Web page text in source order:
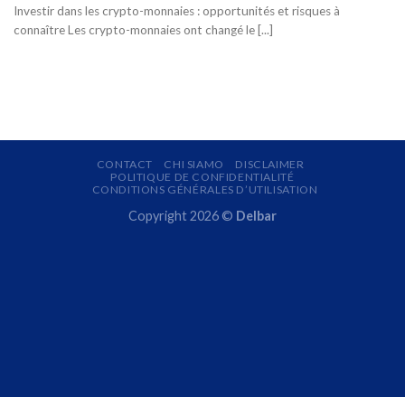
Investir dans les crypto-monnaies : opportunités et risques à
connaître Les crypto-monnaies ont changé le [...]
CONTACT CHI SIAMO
DISCLAIMER
POLITIQUE DE CONFIDENTIALITÉ
CONDITIONS GÉNÉRALES D’UTILISATION
Copyright 2026 © Delbar